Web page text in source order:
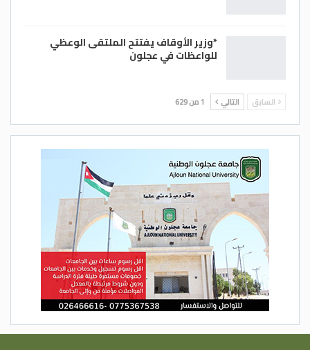
*وزير الأوقاف يفتتح الملتقى الوعظي
للواعظات في عجلون
السابق التالي 1 من 629